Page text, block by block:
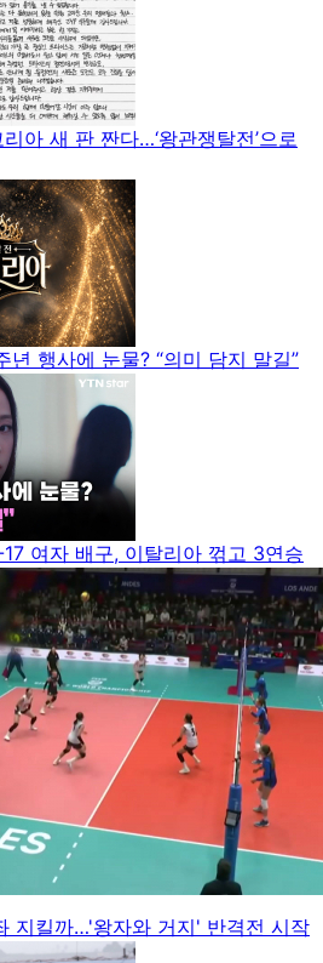
아 새 판 짠다…‘왕관쟁탈전’으로
년 행사에 눈물? “의미 담지 말길”
여자 배구, 이탈리아 꺾고 3연승
지킬까…'왕자와 거지' 반격전 시작